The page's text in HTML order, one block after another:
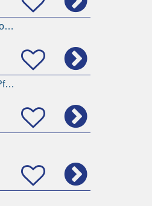
stellv. PflegedienstleitungPflegefachkraft - Seniorenzentrum Sontra (m/ w/ d)
Ausbildung als Altenpflegehelfer/in (m/w/d) im Pflegeheim Schloss Sontra